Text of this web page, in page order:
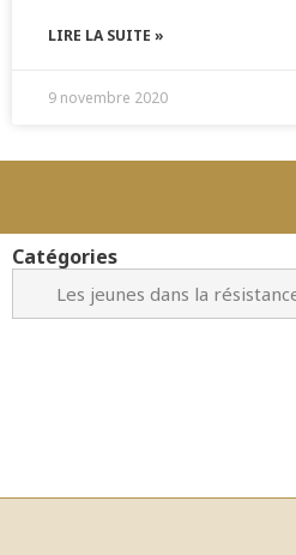
LIRE LA SUITE »
9 novembre 2020
Catégories